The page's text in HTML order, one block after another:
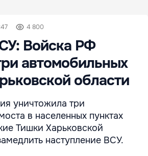
4 800
Войска РФ
автомобильных
области
уничтожила три
в населенных пунктах
Тишки Харьковской
наступление ВСУ.